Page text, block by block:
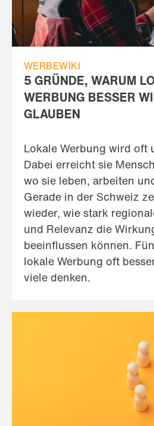
WERBEWIKI
5 GRÜNDE, WARUM
WERBUNG BESSER
GLAUBEN
Lokale Werbung wird oft
Dabei erreicht sie
wo sie leben, arbeiten
Gerade in der Schweiz
wieder, wie stark
und Relevanz die
beeinflussen können.
lokale Werbung oft
viele denken.